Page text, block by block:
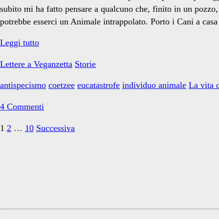
subito mi ha fatto pensare a qualcuno che, finito in un
potrebbe esserci un Animale intrappolato. Porto i Cani a
Leggi tuttoLa
e
Lettere a Veganzetta Storie
antispecismo coetzee eucatastrofe individuo animale La vita
4 Commenti
Paginazione
1 2 … 10 Successiva
Sidebar